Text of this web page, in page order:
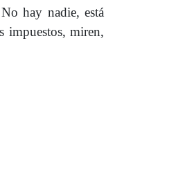
hay nadie, está
impuestos, miren,